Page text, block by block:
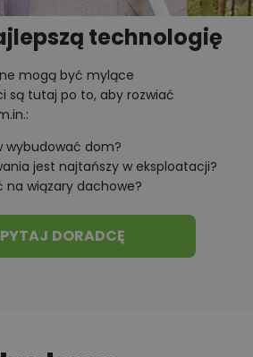
technologię
mogą być mylące
są tutaj po to, aby rozwiać
wybudować dom?
jest najtańszy w eksploatacji?
na wiązary dachowe?
DORADCĘ